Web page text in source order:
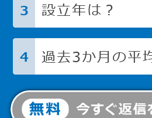
3 設立年は？
4 過去3か月の平